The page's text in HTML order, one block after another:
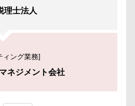
理士法人
ィング業務]
ネジメント会社